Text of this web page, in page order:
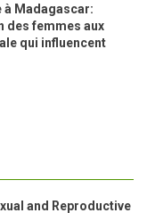
à Madagascar:
des femmes aux
qui influencent
and Reproductive